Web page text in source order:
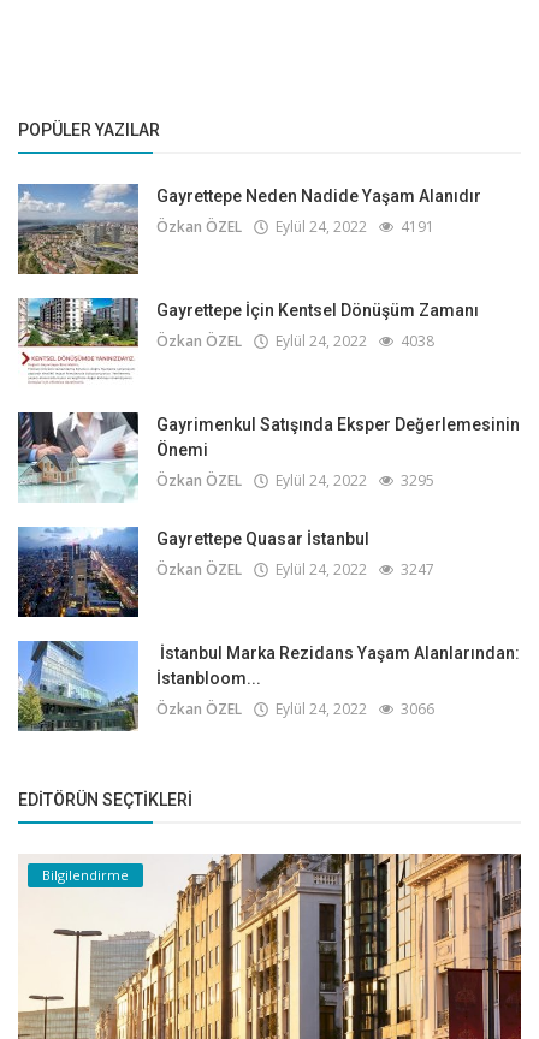
POPÜLER YAZILAR
Gayrettepe Neden Nadide Yaşam Alanıdır
Özkan ÖZEL Eylül 24, 2022 4191
Gayrettepe İçin Kentsel Dönüşüm Zamanı
Özkan ÖZEL Eylül 24, 2022 4038
Gayrimenkul Satışında Eksper Değerlemesinin
Önemi
Özkan ÖZEL Eylül 24, 2022 3295
Gayrettepe Quasar İstanbul
Özkan ÖZEL Eylül 24, 2022 3247
İstanbul Marka Rezidans Yaşam Alanlarından:
İstanbloom...
Özkan ÖZEL Eylül 24, 2022 3066
EDITÖRÜN SEÇTIKLERI
Bilgilendirme